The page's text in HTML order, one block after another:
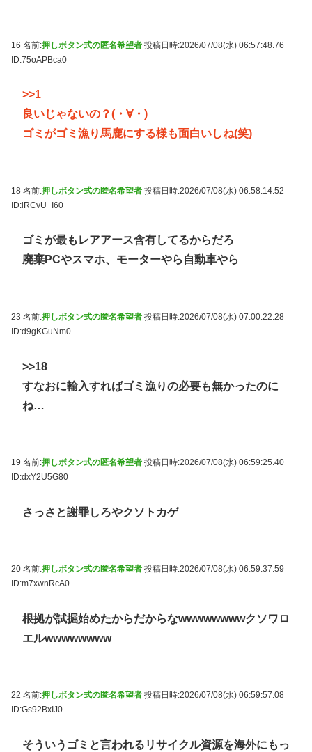
16 名前:押しボタン式の匿名希望者 投稿日時:2026/07/08(水) 06:57:48.76
ID:75oAPBca0
>>1
良いじゃないの？(⁠・⁠∀⁠・⁠)
ゴミがゴミ漁り馬鹿にする様も面白いしね(⁠笑)
18 名前:押しボタン式の匿名希望者 投稿日時:2026/07/08(水) 06:58:14.52
ID:iRCvU+I60
ゴミが最もレアアース含有してるからだろ
廃棄PCやスマホ、モーターやら自動車やら
23 名前:押しボタン式の匿名希望者 投稿日時:2026/07/08(水) 07:00:22.28
ID:d9gKGuNm0
>>18
すなおに輸入すればゴミ漁りの必要も無かったのに
ね…
19 名前:押しボタン式の匿名希望者 投稿日時:2026/07/08(水) 06:59:25.40
ID:dxY2U5G80
さっさと謝罪しろやクソトカゲ
20 名前:押しボタン式の匿名希望者 投稿日時:2026/07/08(水) 06:59:37.59
ID:m7xwnRcA0
根拠が試掘始めたからだからなwwwwwwwwクソワロ
エルwwwwwwww
22 名前:押しボタン式の匿名希望者 投稿日時:2026/07/08(水) 06:59:57.08
ID:Gs92BxIJ0
そういうゴミと言われるリサイクル資源を海外にもっ